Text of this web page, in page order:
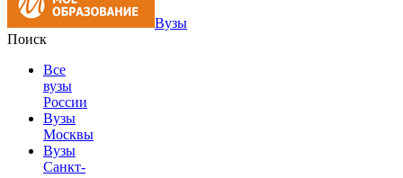
Вузы
Поиск
Все
вузы
России
Вузы
Москвы
Вузы
Санкт-